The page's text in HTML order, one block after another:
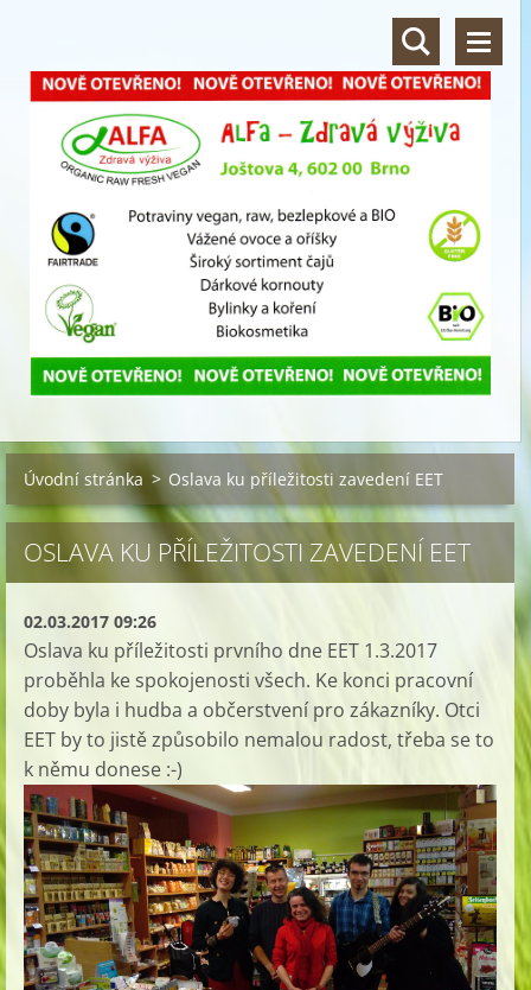
Úvodní stránka > Oslava ku příležitosti zavedení EET
OSLAVA KU PŘÍLEŽITOSTI ZAVEDENÍ EET
02.03.2017 09:26
Oslava ku příležitosti prvního dne EET 1.3.2017
proběhla ke spokojenosti všech. Ke konci pracovní
doby byla i hudba a občerstvení pro zákazníky. Otci
EET by to jistě způsobilo nemalou radost, třeba se to
k němu donese :-)